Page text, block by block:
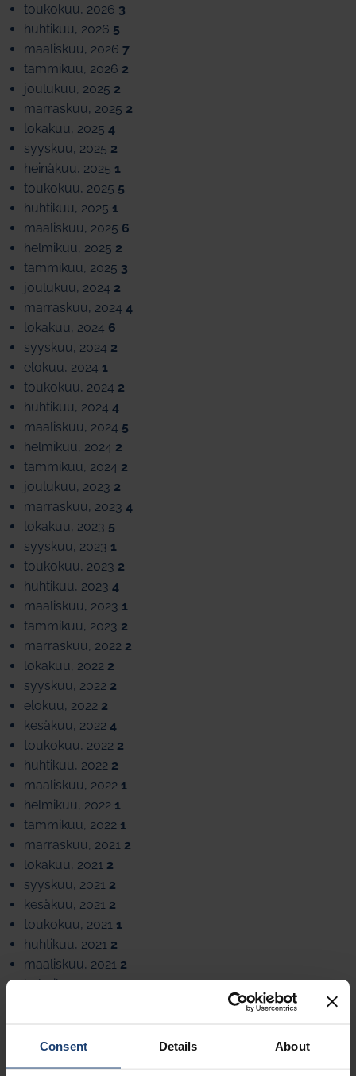
Consent Details About
toukokuu, 2026 3
huhtikuu, 2026 5
maaliskuu, 2026 7
tammikuu, 2026 2
joulukuu, 2025 2
marraskuu, 2025 2
lokakuu, 2025 4
syyskuu, 2025 2
heinäkuu, 2025 1
toukokuu, 2025 5
huhtikuu, 2025 1
maaliskuu, 2025 6
helmikuu, 2025 2
tammikuu, 2025 3
joulukuu, 2024 2
marraskuu, 2024 4
lokakuu, 2024 6
syyskuu, 2024 2
elokuu, 2024 1
toukokuu, 2024 2
huhtikuu, 2024 4
maaliskuu, 2024 5
helmikuu, 2024 2
tammikuu, 2024 2
joulukuu, 2023 2
marraskuu, 2023 4
lokakuu, 2023 5
syyskuu, 2023 1
toukokuu, 2023 2
huhtikuu, 2023 4
maaliskuu, 2023 1
tammikuu, 2023 2
marraskuu, 2022 2
lokakuu, 2022 2
syyskuu, 2022 2
elokuu, 2022 2
kesäkuu, 2022 4
toukokuu, 2022 2
huhtikuu, 2022 2
maaliskuu, 2022 1
helmikuu, 2022 1
tammikuu, 2022 1
marraskuu, 2021 2
lokakuu, 2021 2
syyskuu, 2021 2
kesäkuu, 2021 2
toukokuu, 2021 1
huhtikuu, 2021 2
maaliskuu, 2021 2
helmikuu, 20211
lokakuu, 2020